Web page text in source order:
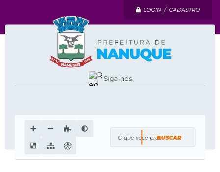
LOGIN / CADASTRO
Siga-nos
O que voce procura?